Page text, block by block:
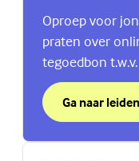
Oproep voor
praten over
tegoedbon
Ga naar
over
(Externe link)